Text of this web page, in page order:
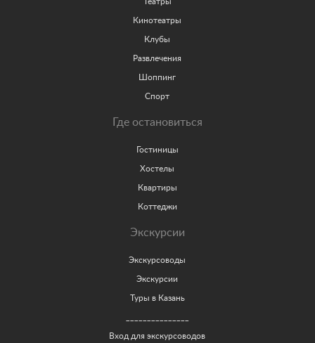
Кинотеатры
Клубы
Развлечения
Шоппинг
Спорт
Где остановиться
Гостиницы
Хостелы
Квартиры
Коттеджи
Экскурсии
Экскурсоводы
Экскурсии
Туры в Казань
Вход для экскурсоводов